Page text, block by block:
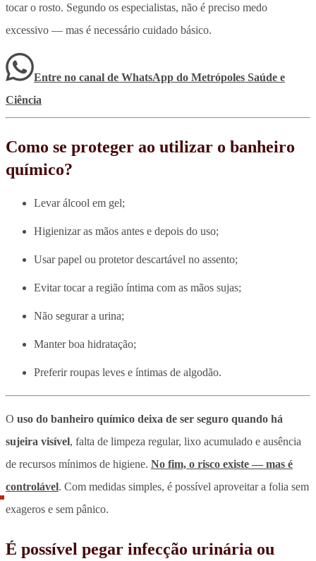
tocar o rosto. Segundo os especialistas, não é preciso medo
excessivo — mas é necessário cuidado básico.
Entre no canal de WhatsApp do Metrópoles Saúde e
Ciência
Como se proteger ao utilizar o banheiro
químico?
Levar álcool em gel;
Higienizar as mãos antes e depois do uso;
Usar papel ou protetor descartável no assento;
Evitar tocar a região íntima com as mãos sujas;
Não segurar a urina;
Manter boa hidratação;
Preferir roupas leves e íntimas de algodão.
O uso do banheiro químico deixa de ser seguro quando há
sujeira visível, falta de limpeza regular, lixo acumulado e ausência
de recursos mínimos de higiene. No fim, o risco existe — mas é
controlável. Com medidas simples, é possível aproveitar a folia sem
exageros e sem pânico.
É possível pegar infecção urinária ou